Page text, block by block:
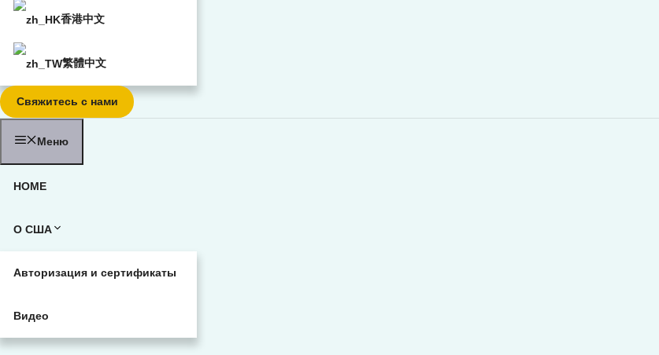
香港中文
繁體中文
Свяжитесь с нами
Меню
HOME
О США
Авторизация и сертификаты
Видео